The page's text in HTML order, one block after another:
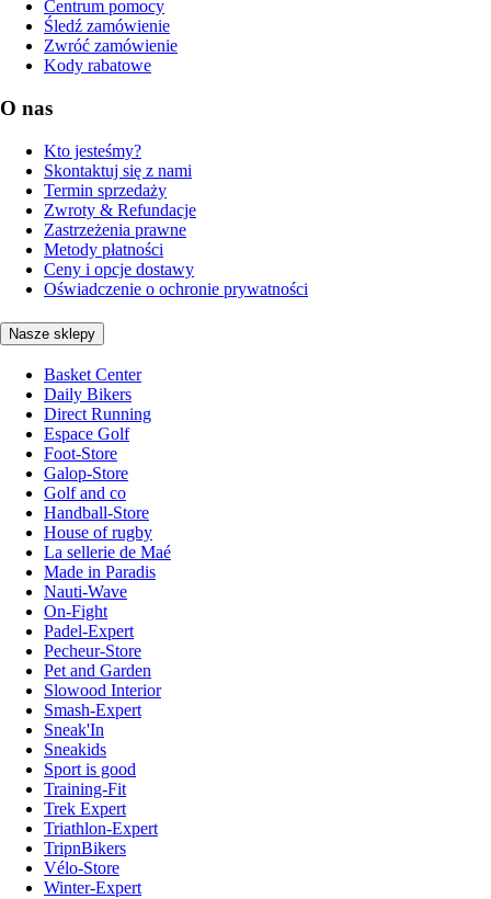
Centrum pomocy
Śledź zamówienie
Zwróć zamówienie
Kody rabatowe
O nas
Kto jesteśmy?
Skontaktuj się z nami
Termin sprzedaży
Zwroty & Refundacje
Zastrzeżenia prawne
Metody płatności
Ceny i opcje dostawy
Oświadczenie o ochronie prywatności
Nasze sklepy
Basket Center
Daily Bikers
Direct Running
Espace Golf
Foot-Store
Galop-Store
Golf and co
Handball-Store
House of rugby
La sellerie de Maé
Made in Paradis
Nauti-Wave
On-Fight
Padel-Expert
Pecheur-Store
Pet and Garden
Slowood Interior
Smash-Expert
Sneak'In
Sneakids
Sport is good
Training-Fit
Trek Expert
Triathlon-Expert
TripnBikers
Vélo-Store
Winter-Expert